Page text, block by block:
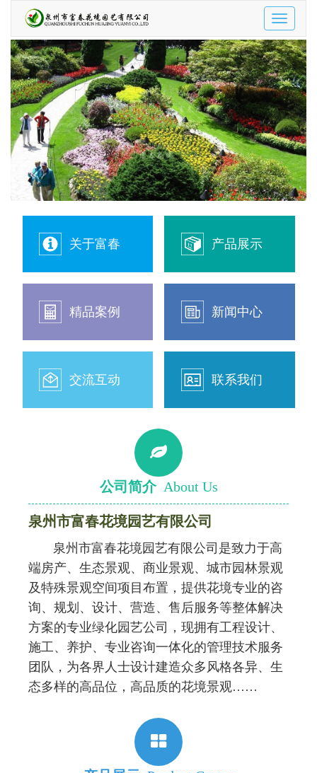
Toggle
关于富春 产品展示
精品案例 新闻中心
交流互动 联系我们
公司简介 About Us
泉州市富春花境园艺有限公司
泉州市富春花境园艺有限公司是致力于高
端房产、生态景观、商业景观、城市园林景观
及特殊景观空间项目布置，提供花境专业的咨
询、规划、设计、营造、售后服务等整体解决
方案的专业绿化园艺公司，现拥有工程设计、
施工、养护、专业咨询一体化的管理技术服务
团队，为各界人士设计建造众多风格各异、生
态多样的高品位，高品质的花境景观……